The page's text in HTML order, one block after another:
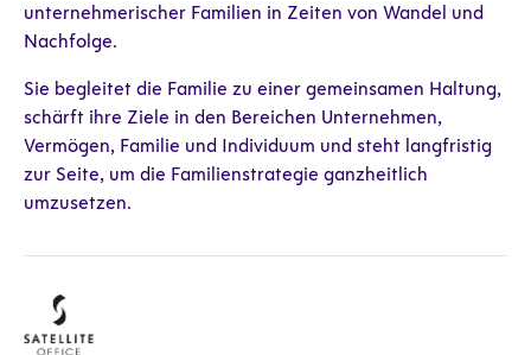
unternehmerischer Familien in Zeiten von Wandel und
Nachfolge.
Sie begleitet die Familie zu einer gemeinsamen Haltung,
schärft ihre Ziele in den Bereichen Unternehmen,
Vermögen, Familie und Individuum und steht langfristig
zur Seite, um die Familienstrategie ganzheitlich
umzusetzen.